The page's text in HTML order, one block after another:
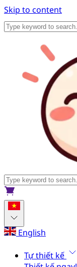
Skip to content
English
Tự thiết kế